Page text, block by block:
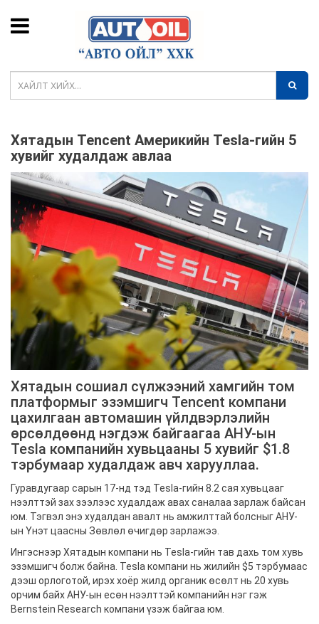
Хятадын Tencent Америкийн Tesla-гийн 5
хувийг худалдаж авлаа
Хятадын сошиал сүлжээний хамгийн том
платформыг эзэмшигч Tencent компани
цахилгаан автомашин үйлдвэрлэлийн
өрсөлдөөнд нэгдэж байгаагаа АНУ-ын
Tesla компанийн хувьцааны 5 хувийг $1.8
тэрбумаар худалдаж авч харууллаа.
Гуравдугаар сарын 17-нд тэд Tesla-гийн 8.2 сая хувьцааг
нээлттэй зах зээлээс худалдаж авах саналаа зарлаж байсан
юм. Тэгвэл энэ худалдан авалт нь амжилттай болсныг АНУ-
ын Үнэт цаасны Зөвлөл өчигдөр зарлажээ.
Ингэснээр Хятадын компани нь Tesla-гийн тав дахь том хувь
эзэмшигч болж байна. Tesla компани нь жилийн $5 тэрбумаас
дээш орлоготой, ирэх хоёр жилд органик өсөлт нь 20 хувь
орчим байх АНУ-ын есөн нээлттэй компанийн нэг гэж
Bernstein Research компани үзэж байгаа юм.